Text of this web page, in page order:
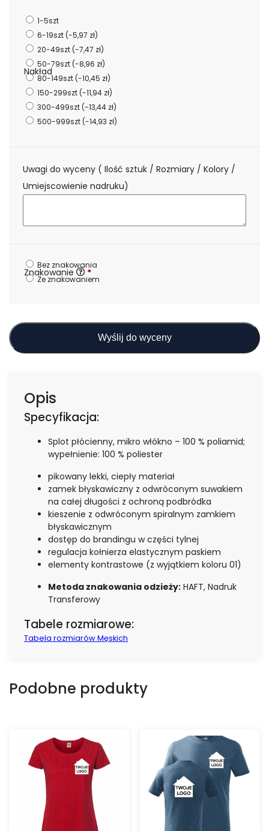
Nakład
1-5szt
6-19szt(-5,97 zł)
20-49szt(-7,47 zł)
50-79szt(-8,96 zł)
80-149szt(-10,45 zł)
150-299szt(-11,94 zł)
300-499szt(-13,44 zł)
500-999szt(-14,93 zł)
Uwagi do wyceny ( Ilość sztuk / Rozmiary / Kolory /
Umiejscowienie nadruku)
Znakowanie *
Bez znakowania
Ze znakowaniem
Wyślij do wyceny
Opis
Specyfikacja:
Splot płócienny, mikro włókno – 100 % poliamid;
wypełnienie: 100 % poliester
pikowany lekki, ciepły materiał
zamek błyskawiczny z odwróconym suwakiem
na całej długości z ochroną podbródka
kieszenie z odwróconym spiralnym zamkiem
błyskawicznym
dostęp do brandingu w części tylnej
regulacja kołnierza elastycznym paskiem
elementy kontrastowe (z wyjątkiem koloru 01)
Metoda znakowania odzieży: HAFT, Nadruk
Transferowy
Tabele rozmiarowe:
Tabela rozmiarów Męskich
Podobne produkty